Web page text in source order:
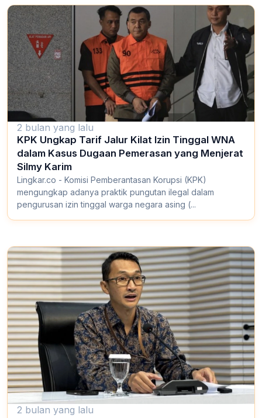
2 bulan yang lalu
KPK Ungkap Tarif Jalur Kilat Izin Tinggal WNA
dalam Kasus Dugaan Pemerasan yang Menjerat
Silmy Karim
Lingkar.co - Komisi Pemberantasan Korupsi (KPK)
mengungkap adanya praktik pungutan ilegal dalam
pengurusan izin tinggal warga negara asing (...
2 bulan yang lalu